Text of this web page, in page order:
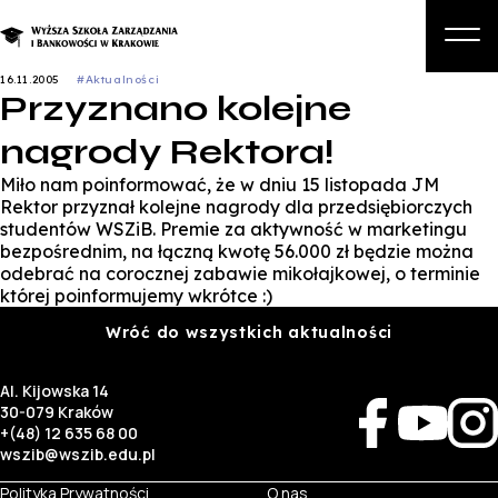
Studia podyplomowe i kursy
Kandydat
16.11.2005 #Aktualności
Przyznano kolejne
nagrody Rektora!
Miło nam poinformować, że w dniu 15 listopada JM
Rektor przyznał kolejne nagrody dla przedsiębiorczych
studentów WSZiB. Premie za aktywność w marketingu
bezpośrednim, na łączną kwotę 56.000 zł będzie można
odebrać na corocznej zabawie mikołajkowej, o terminie
której poinformujemy wkrótce :)
Wróć do wszystkich aktualności
Al. Kijowska 14
30-079 Kraków
+(48) 12 635 68 00
wszib@wszib.edu.pl
Polityka Prywatności
O nas